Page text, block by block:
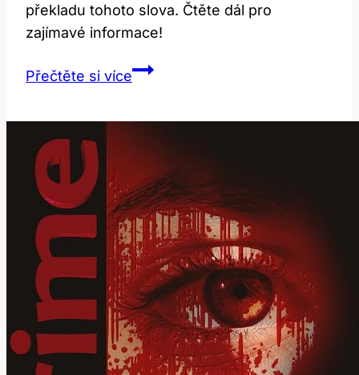
překladu tohoto slova. Čtěte dál pro
zajímavé informace!
Přečtěte si víceBump:
Různých
Kontextech?